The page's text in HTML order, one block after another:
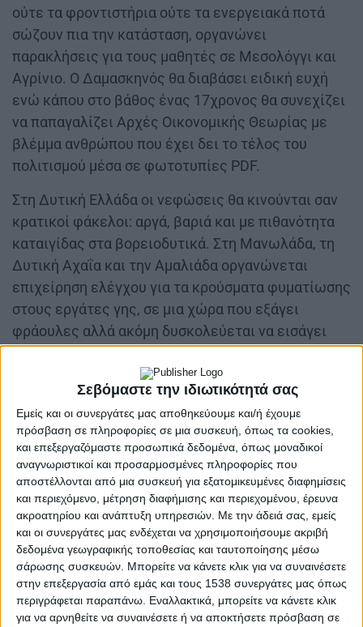
Σεβόμαστε την ιδιωτικότητά σας
Εμείς και οι συνεργάτες μας αποθηκεύουμε και/ή έχουμε
πρόσβαση σε πληροφορίες σε μια συσκευή, όπως τα cookies,
και επεξεργαζόμαστε προσωπικά δεδομένα, όπως μοναδικοί
αναγνωριστικοί και προσαρμοσμένες πληροφορίες που
αποστέλλονται από μια συσκευή για εξατομικευμένες διαφημίσεις
και περιεχόμενο, μέτρηση διαφήμισης και περιεχομένου, έρευνα
ακροατηρίου και ανάπτυξη υπηρεσιών. Με την άδειά σας, εμείς
και οι συνεργάτες μας ενδέχεται να χρησιμοποιήσουμε ακριβή
δεδομένα γεωγραφικής τοποθεσίας και ταυτοποίησης μέσω
σάρωσης συσκευών. Μπορείτε να κάνετε κλικ για να συναινέσετε
στην επεξεργασία από εμάς και τους 1538 συνεργάτες μας όπως
περιγράφεται παραπάνω. Εναλλακτικά, μπορείτε να κάνετε κλικ
για να αρνηθείτε να συναινέσετε ή να αποκτήσετε πρόσβαση σε
ούτε τα φροντιστήρια ούτε τα ενεργειακά ποτά
σώζουν πια την κατάσταση, οργανώνει
παρακλήσεις για τους μαθητές σε Μεσολόγγι και
Αγρίνιο. Ο Δαμασκηνός θα διαβάσει ειδική ευχή
ενώ κάπου στο βάθος ένας 17χρονος θα συνεχίζει
να παπαγαλίζει Αρχές Οικονομικής Θεωρίας με
βλέμμα ανθρώπου που έχει δει το τέλος του
πολιτισμού μέσα σε φωτοτυπίες PDF.
Στη Δυτική Ελλάδα οι νεφώσεις θα κινούνται σαν
κρατικοί φάκελοι: αργά, βαριά και με πιθανότητα
καταιγίδας στα βορειοδυτικά. Στη Μανωλάδα, τη
Δυτική Αχαΐα και την Αμαλιάδα οργανώνεται
επιχείρηση ελέγχου για τα κρούσματα φυματίωσης
στους εργάτες γης, σε μια χώρα που εξάγει
φράουλες αλλά ακόμη δυσκολεύεται να εισάγει
μιλούν για «δύσκολη επιχείρηση χωρίς
προηγούμενο», ενώ τα σύννεφα πάνω από την
Ήπειρο θα περιοριστούν το απόγευμα στα ορεινά,
σαν να ντρέπονται κι αυτά για την κατάσταση.
Στην υπόλοιπη Ελλάδα ο καιρός θα παραμείνει
γενικά αίθριος με τοπικούς όμβρους στα
ηπειρωτικά, αλλά η πραγματική καταιγίδα
βρίσκεται αλλού. Η χώρα κοιτάζει παγωμένη την
υπόθεση των δύο 17χρονων κοριτσιών στην
Ηλιούπολη και προσπαθεί να καταλάβει πώς μια
γενιά μεγάλωσε μέσα σε οθόνες, συγκρίσεις και